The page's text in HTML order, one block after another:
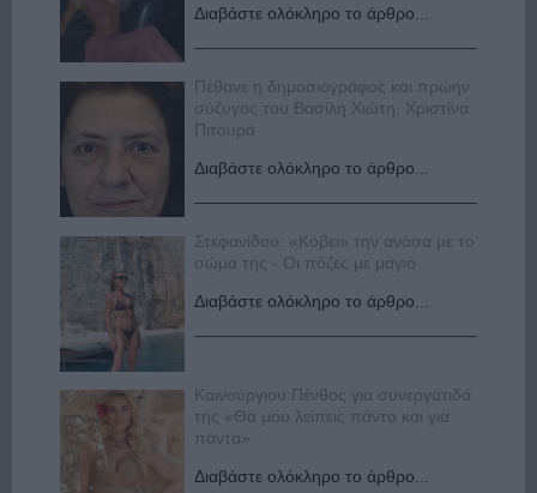
Διαβάστε ολόκληρο το άρθρο...
Πέθανε η δημοσιογράφος και πρώην
σύζυγος του Βασίλη Χιώτη, Χριστίνα
Πιτουρά
Διαβάστε ολόκληρο το άρθρο...
Στεφανίδου: «Κόβει» την ανάσα με το
σώμα της - Οι πόζες με μαγιό
Διαβάστε ολόκληρο το άρθρο...
Καινούργιου:Πένθος για συνεργάτιδά
της «Θα μου λείπεις πάντα και για
πάντα»
Διαβάστε ολόκληρο το άρθρο...